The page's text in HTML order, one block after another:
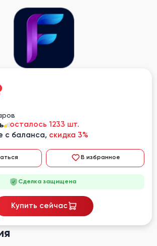
осталось 1233 шт.
с баланса, скидка 3%
В избранное
Сделка защищена
Купить сейчас